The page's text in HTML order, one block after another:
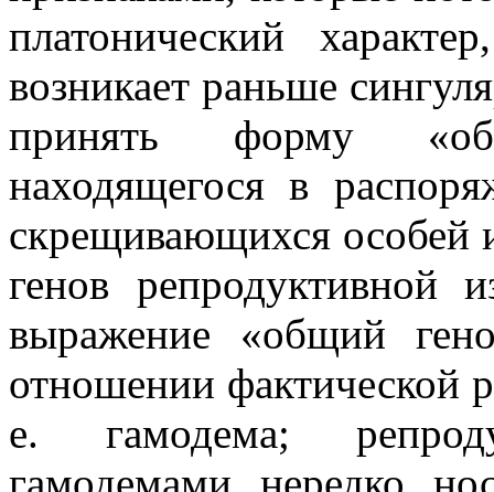
платонический
возникает раньше
принять форму
находящегося в
скрещивающихся особей
генов репродуктивной
выражение «общий
отношении фактической
е. гамодема;